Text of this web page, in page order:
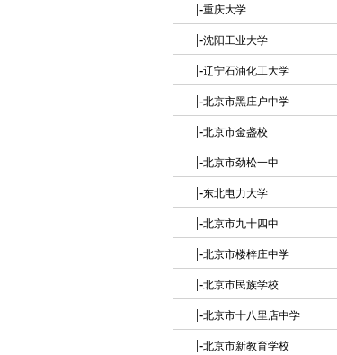
|-重庆大学
|-沈阳工业大学
|-辽宁石油化工大学
|-北京市黑庄户中学
|-北京市金盏校
|-北京市劲松一中
|-东北电力大学
|-北京市九十四中
|-北京市楼梓庄中学
|-北京市民族学校
|-北京市十八里店中学
|-北京市新教育学校